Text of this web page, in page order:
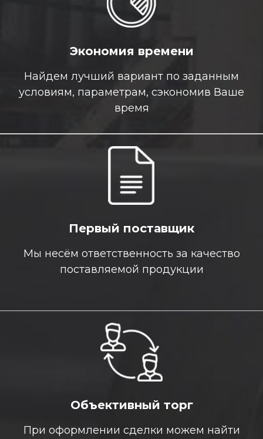
Экономия времени
Найдем лучший вариант по заданным
условиям, параметрам, сэкономив Ваше
время
Первый поставщик
Мы несём ответственность за качество
поставляемой продукции
Объективный торг
При оформлении сделки можем найти